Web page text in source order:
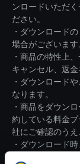
ンロードいただ
ださい。
・ダウンロード
場合がございます
・商品の特性上
キャンセル、返金
・ダウンロード
なります。
・商品をダウン
約している料金
社にご確認のうえ
・ダウンロード